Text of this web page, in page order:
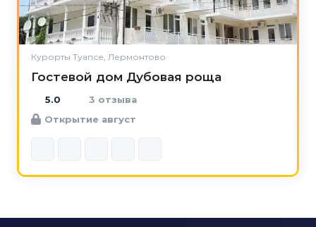
Курорты Туапсе, Лермонтово
Гостевой дом Дубовая роща
5.0
3 отзыва
Открытие август